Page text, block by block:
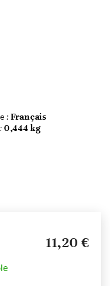
: Français
0,444 kg
11,20 €